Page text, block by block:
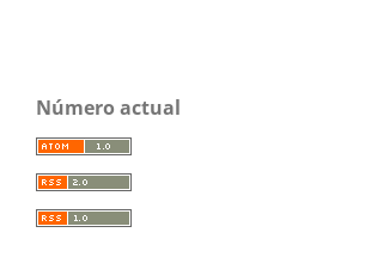
Número actual